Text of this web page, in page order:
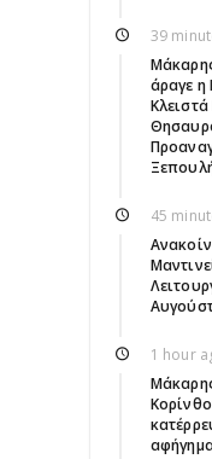
39
άραγε η
45
1 hour